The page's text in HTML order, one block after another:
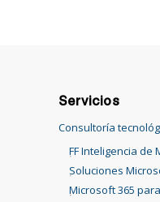
Servicios
Consultoría
FF Inteligencia de
Soluciones
Microsoft 365